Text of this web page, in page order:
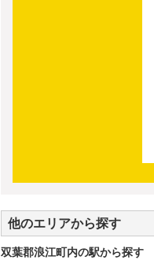
他のエリアから探す
双葉郡浪江町内の駅から探す